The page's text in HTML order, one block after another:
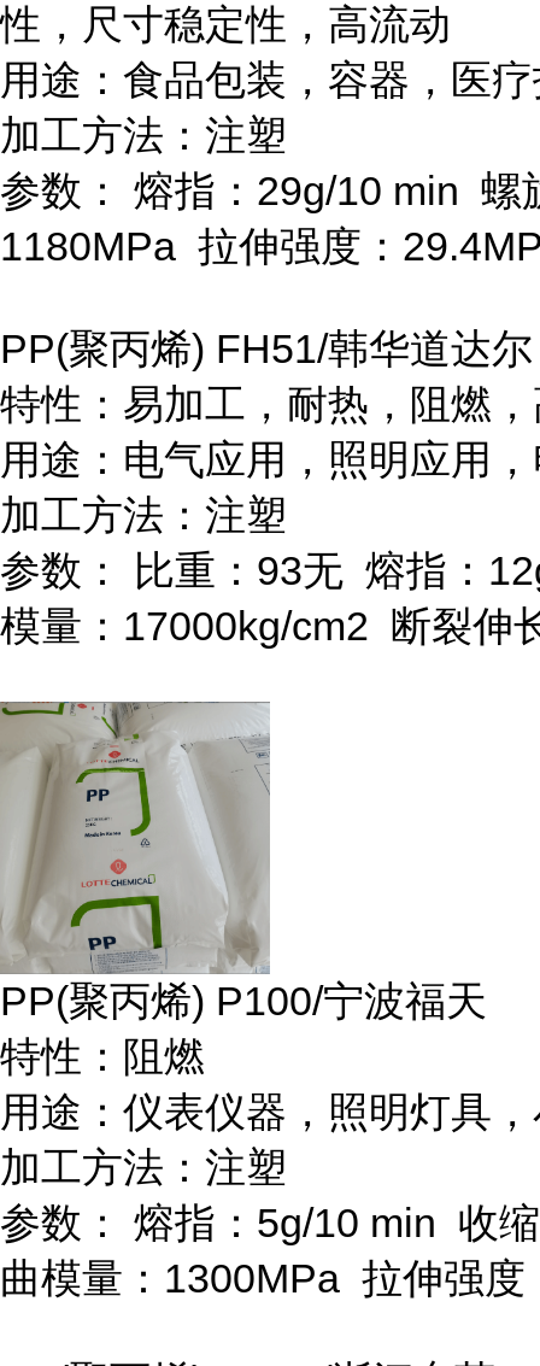
性，尺寸稳定性，高流动
用途：食品包装，容器，医
加工方法：注塑
参数：
熔指： 29g/10 min 螺
1180MPa 拉伸强度：
PP(聚丙烯) FH51/韩华道达尔
特性：易加工，耐热，阻燃
用途：电气应用，照明应用
加工方法：注塑
参数：
比重： 93无 熔指：
模量： 17000kg/cm2 断裂伸
PP(聚丙烯) P100/宁波福天
特性：阻燃
用途：仪表仪器，照明灯具
加工方法：注塑
参数：
熔指： 5g/10 min 收
曲模量： 1300MPa 拉伸强度